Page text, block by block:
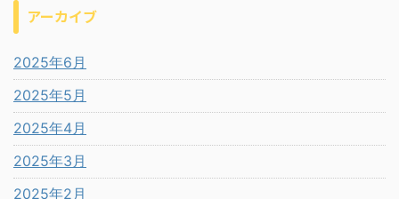
アーカイブ
2025年6月
2025年5月
2025年4月
2025年3月
2025年2月